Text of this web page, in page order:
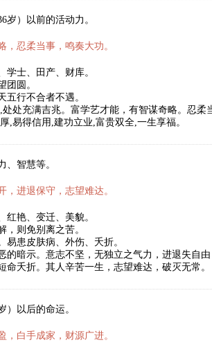
岁）以前的活动力。
，忍柔当事，鸣奏大功。
学士、田产、财库。
团圆。
五行不合者不遇。
处充满吉兆。富学艺才能，有智谋奇略。忍
,易得信用,建功立业,富贵双全,一生享福。
、智慧等。
，进退保守，志望难达。
红艳、变迁、美貌。
，则免别离之苦。
患皮肤病、外伤、夭折。
的暗示。意志不坚，无独立之气力，进退失自
夭折。其人辛苦一生，志望难达，破灭无常。
）以后的命运。
，白手成家，财源广进。